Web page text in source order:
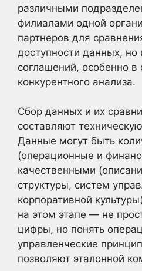
различными
филиалами одной
партнеров для
доступности данных, но
соглашений, особенно в
конкурентного анализа.
Сбор данных и их
составляют
Данные могут быть
(операционные и
качественными
структуры, систем
корпоративной
на этом этапе — не
цифры, но понять
управленческие
позволяют эталонной